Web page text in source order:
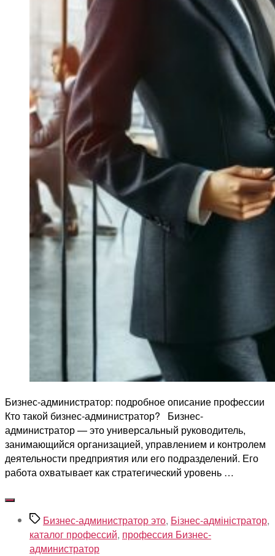
Бизнес-администратор: подробное описание профессии
Кто такой бизнес-администратор? Бизнес-
администратор — это универсальный руководитель,
занимающийся организацией, управлением и контролем
деятельности предприятия или его подразделений. Его
работа охватывает как стратегический уровень …
МеткиБизнес-администратор это, Бізнес-адміністратор,
каталог профессий, профессия Бизнес-
администратор